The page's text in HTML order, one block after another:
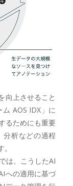
向上させること
AOS IDX」に
るためにも重要
分析などの過程
は、こうしたAI
への適用に基づ